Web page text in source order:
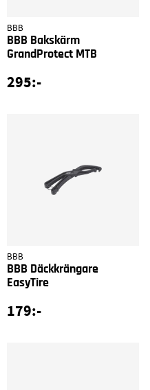
BBB
BBB Bakskärm
GrandProtect MTB
295:-
BBB
BBB Däckkrängare
EasyTire
179:-